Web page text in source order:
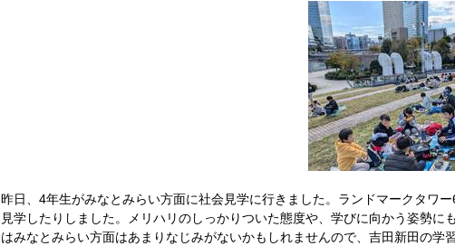
昨日、4年生がみなとみらい方面に社会見学に行きました。ランドマークタワ
見学したりしました。メリハリのしっかりついた態度や、学びに向かう姿勢
はみなとみらい方面はあまりなじみがないかもしれませんので、吉田新田の